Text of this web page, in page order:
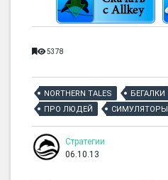
5378
NORTHERN TALES БЕГАЛКИ
ПРО ЛЮДЕЙ
СИМУЛЯТОРЫ
Стратегии
06.10.13